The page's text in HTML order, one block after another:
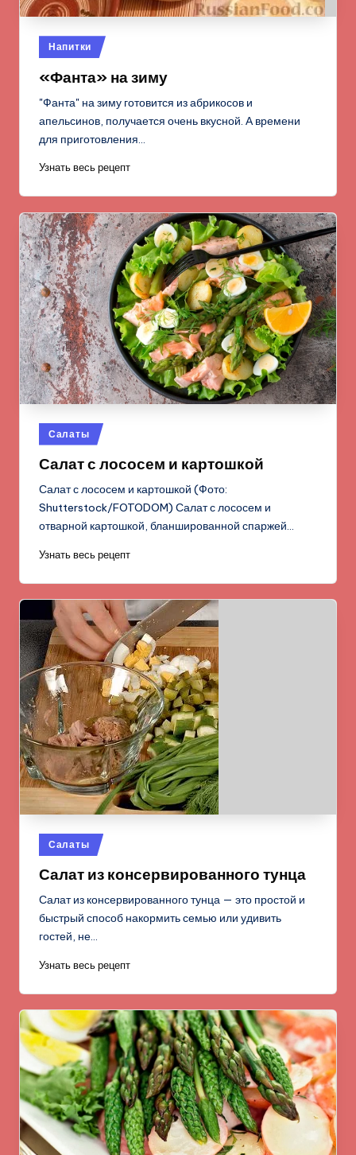
Опубликовано
в
Напитки
«Фанта» на зиму
"Фанта" на зиму готовится из абрикосов и
апельсинов, получается очень вкусной. А времени
для приготовления…
Узнать весь рецепт
Опубликовано
в
Салаты
Салат с лососем и картошкой
Салат с лососем и картошкой (Фото:
Shutterstock/FOTODOM) Салат с лососем и
отварной картошкой, бланшированной спаржей…
Узнать весь рецепт
Опубликовано
в
Салаты
Салат из консервированного тунца
Салат из консервированного тунца — это простой и
быстрый способ накормить семью или удивить
гостей, не…
Узнать весь рецепт